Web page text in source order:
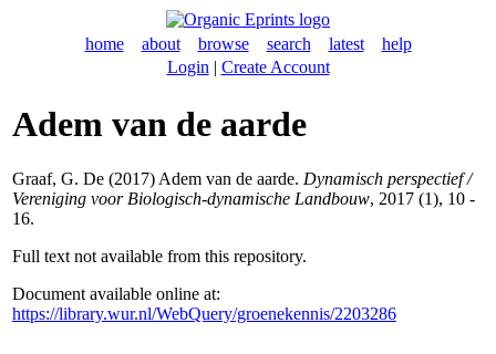
home about browse search latest
help
Login | Create Account
Adem van de aarde
Graaf, G. De (2017) Adem van de aarde. Dynamisch perspectief /
Vereniging voor Biologisch-dynamische Landbouw, 2017 (1), 10 -
16.
Full text not available from this repository.
Document available online at:
https://library.wur.nl/WebQuery/groenekennis/2203286